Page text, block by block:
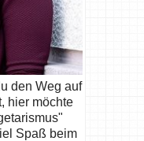
den Weg auf
hier möchte
Spaß beim